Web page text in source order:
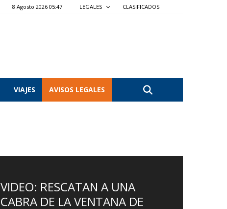
8 Agosto 2026 05:47 LEGALES CLASIFICADOS
VIAJES AVISOS LEGALES
VIDEO: RESCATAN A UNA
CABRA DE LA VENTANA DE